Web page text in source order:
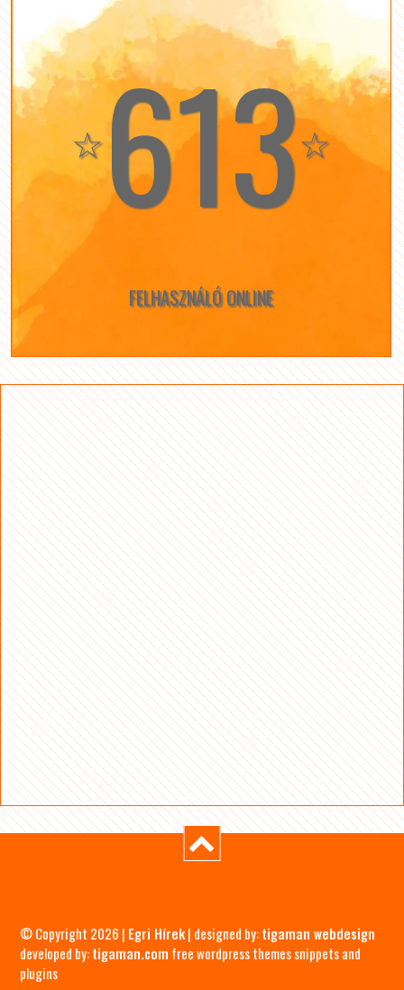
☆613☆
FELHASZNÁLÓ ONLINE
© Copyright 2026 | Egri Hírek| designed by:tigaman webdesign
developed by:tigaman.com free wordpress themes snippets and
plugins